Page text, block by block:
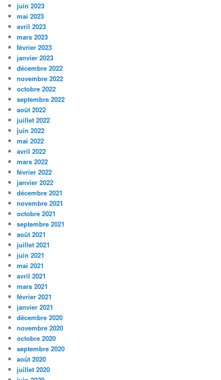
juin 2023
mai 2023
avril 2023
mars 2023
février 2023
janvier 2023
décembre 2022
novembre 2022
octobre 2022
septembre 2022
août 2022
juillet 2022
juin 2022
mai 2022
avril 2022
mars 2022
février 2022
janvier 2022
décembre 2021
novembre 2021
octobre 2021
septembre 2021
août 2021
juillet 2021
juin 2021
mai 2021
avril 2021
mars 2021
février 2021
janvier 2021
décembre 2020
novembre 2020
octobre 2020
septembre 2020
août 2020
juillet 2020